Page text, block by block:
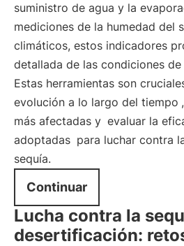
suministro de agua y la
mediciones de la humedad del
climáticos, estos indicadores
detallada de las condiciones
Estas herramientas son
evolución a lo largo del tiempo
más afectadas y evaluar la
adoptadas para luchar contra
sequía.
Continuar
Lucha contra la
desertificación: